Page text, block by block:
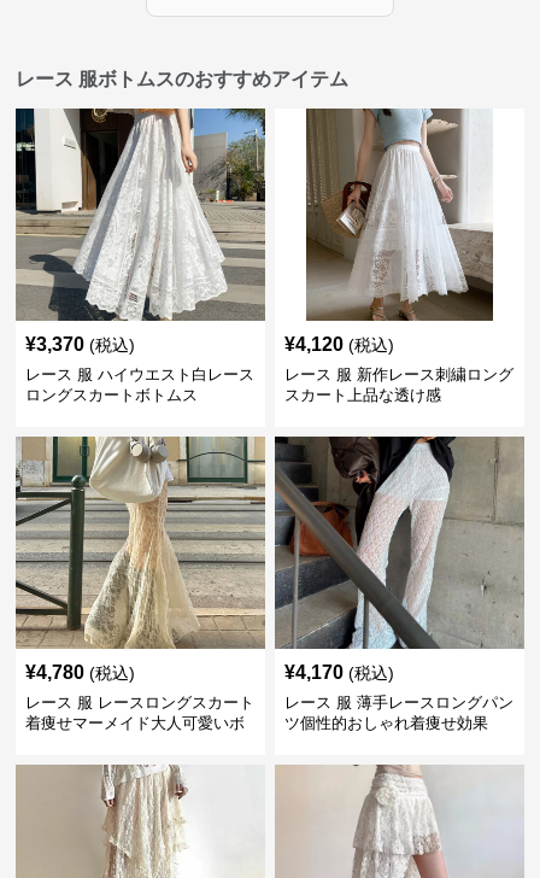
レース 服ボトムスのおすすめアイテム
¥3,370 (税込)
レース 服 ハイウエスト白レース
ロングスカートボトムス
¥4,120 (税込)
レース 服 新作レース刺繍ロング
スカート上品な透け感
¥4,780 (税込)
レース 服 レースロングスカート
着痩せマーメイド大人可愛いボ
¥4,170 (税込)
レース 服 薄手レースロングパン
ツ個性的おしゃれ着痩せ効果